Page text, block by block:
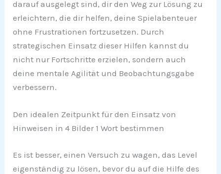
darauf ausgelegt sind, dir den Weg zur Lösung zu
erleichtern, die dir helfen, deine Spielabenteuer
ohne Frustrationen fortzusetzen. Durch
strategischen Einsatz dieser Hilfen kannst du
nicht nur Fortschritte erzielen, sondern auch
deine mentale Agilität und Beobachtungsgabe
verbessern.
Den idealen Zeitpunkt für den Einsatz von
Hinweisen in 4 Bilder 1 Wort bestimmen
Es ist besser, einen Versuch zu wagen, das Level
eigenständig zu lösen, bevor du auf die Hilfe des